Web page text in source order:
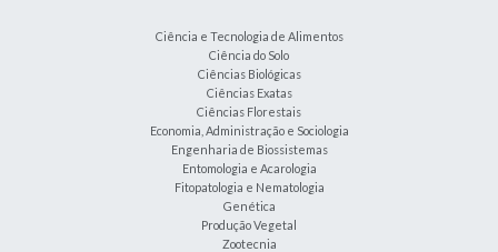
Ciência e Tecnologia de Alimentos
Ciência do Solo
Ciências Biológicas
Ciências Exatas
Ciências Florestais
Economia, Administração e Sociologia
Engenharia de Biossistemas
Entomologia e Acarologia
Fitopatologia e Nematologia
Genética
Produção Vegetal
Zootecnia